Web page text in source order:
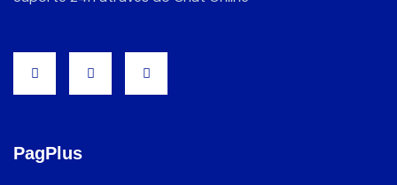
PagPlus